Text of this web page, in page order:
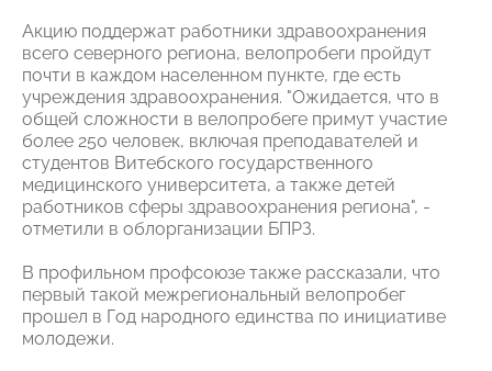
Акцию поддержат работники здравоохранения
всего северного региона, велопробеги пройдут
почти в каждом населенном пункте, где есть
учреждения здравоохранения. "Ожидается, что в
общей сложности в велопробеге примут участие
более 250 человек, включая преподавателей и
студентов Витебского государственного
медицинского университета, а также детей
работников сферы здравоохранения региона", -
отметили в облорганизации БПРЗ.
В профильном профсоюзе также рассказали, что
первый такой межрегиональный велопробег
прошел в Год народного единства по инициативе
молодежи.